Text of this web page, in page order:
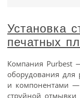
Установка
печатных
Компания Purbest
оборудования
и компонентами —
струйной отмывки